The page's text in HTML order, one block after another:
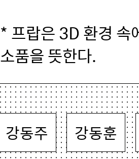
* 프랍은 3D 환경 속
소품을 뜻한다.
강동주 강동훈